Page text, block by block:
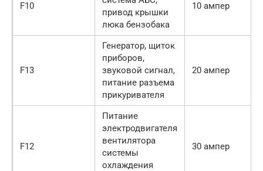
F10
привод крышки
люка бензобака
10 ампер
F13
Генератор, щиток
приборов,
звуковой сигнал,
питание разъема
прикуривателя
20 ампер
F12
Питание
электродвигателя
вентилятора
системы
охлаждения
30 ампер